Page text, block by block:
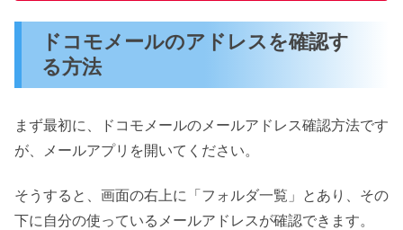
ドコモメールのアドレスを確認す
る方法
まず最初に、ドコモメールのメールアドレス確認方法です
が、メールアプリを開いてください。
そうすると、画面の右上に「フォルダ一覧」とあり、その
下に自分の使っているメールアドレスが確認できます。